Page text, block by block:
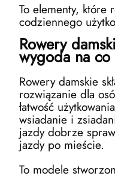
To elementy, które
codziennego
Rowery
wygoda na
Rowery damskie
rozwiązanie dla
łatwość
wsiadanie i
jazdy dobrze
jazdy po mieście.
To modele